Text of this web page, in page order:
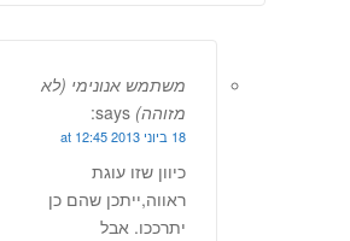
משתמש אנונימי (לא
מזוהה) says:
18 ביוני 2013 at 12:45
כיוון שזו עוגת
ראווה,ייתכן שהם כן
יתרככו. אבל